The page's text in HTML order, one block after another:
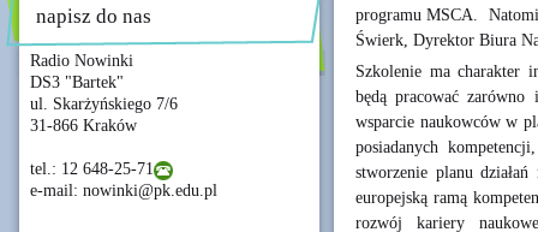
napisz do nas
Radio Nowinki
DS3 "Bartek"
ul. Skarżyńskiego 7/6
31-866 Kraków
tel.: 12 648-25-71
e-mail: nowinki@pk.edu.pl
programu MSCA.
Świerk, Dyrektor Biura
Szkolenie ma charakter
będą pracować
wsparcie naukowców w
posiadanych
stworzenie planu
europejską ramą
rozwój kariery